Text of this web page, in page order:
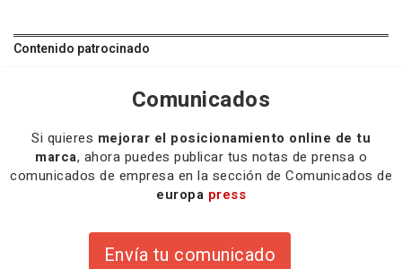
Contenido patrocinado
Comunicados
Si quieres mejorar el posicionamiento online de tu
marca, ahora puedes publicar tus notas de prensa o
comunicados de empresa en la sección de Comunicados de
europa press
Envía tu comunicado